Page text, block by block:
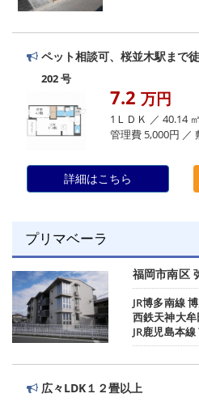
ペット相談可、桜並木駅まで
202 号
7.2 万円
1ＬＤＫ ／ 40.14 ㎡
管理費 5,000円 ／
詳細はこちら
プリマベーラ
福岡市南区
JR博多南線
西鉄天神大
JR鹿児島本線
広々LDK１２畳以上